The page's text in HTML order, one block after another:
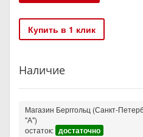
Купить в 1 клик
Наличие
Магазин Берггольц (Санкт-
"А")
остаток: достаточно